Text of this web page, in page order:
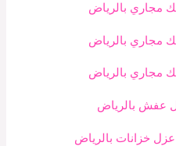
مجاري بالرياض
مجاري بالرياض
مجاري بالرياض
عفش بالرياض
خزانات بالرياض